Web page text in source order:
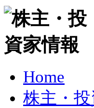
Home
株主・投